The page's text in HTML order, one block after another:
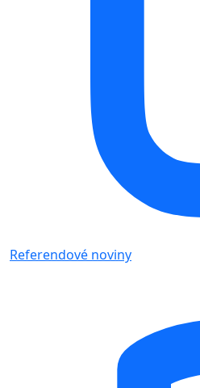
Referendové noviny